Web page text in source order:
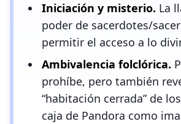
Iniciación y misterio. La
poder de sacerdotes/
permitir el acceso a lo
Ambivalencia folclórica.
prohíbe, pero también
“habitación cerrada” de
caja de Pandora como